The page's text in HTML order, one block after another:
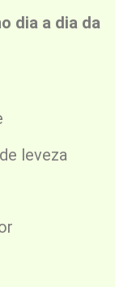
dia a dia da
leveza